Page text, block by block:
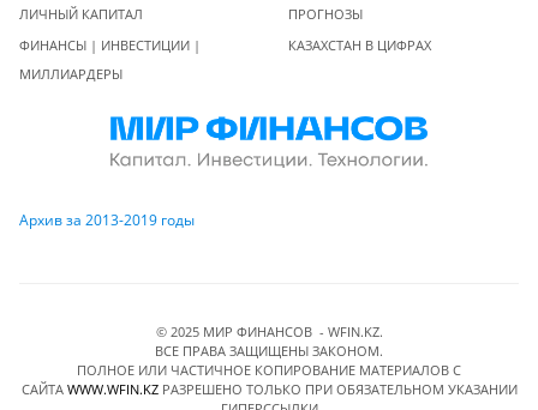
ЛИЧНЫЙ КАПИТАЛ
ФИНАНСЫ | ИНВЕСТИЦИИ |
МИЛЛИАРДЕРЫ
ПРОГНОЗЫ
КАЗАХСТАН В ЦИФРАХ
Архив за 2013-2019 годы
© 2025 МИР ФИНАНСОВ - WFIN.KZ.
ВСЕ ПРАВА ЗАЩИЩЕНЫ ЗАКОНОМ.
ПОЛНОЕ ИЛИ ЧАСТИЧНОЕ КОПИРОВАНИЕ МАТЕРИАЛОВ C
САЙТА WWW.WFIN.KZРАЗРЕШЕНО ТОЛЬКО ПРИ ОБЯЗАТЕЛЬНОМ УКАЗАНИИ